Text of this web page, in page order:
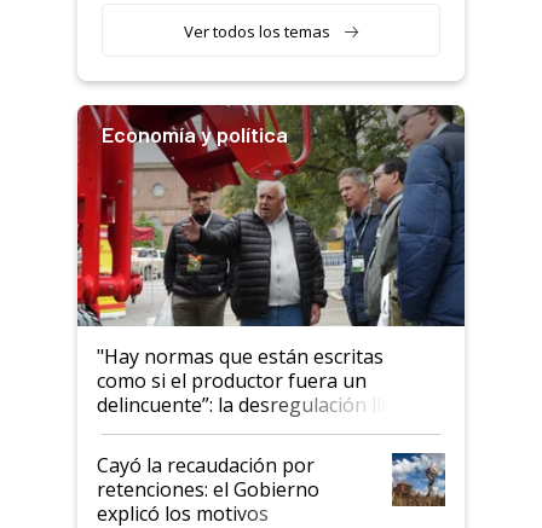
Ver todos los temas
Economía y política
"Hay normas que están escritas
como si el productor fuera un
delincuente”: la desregulación llegó
al Congreso Aapresid y hasta se
habló del financiamiento al IPCVA
Cayó la recaudación por
retenciones: el Gobierno
explicó los motivos